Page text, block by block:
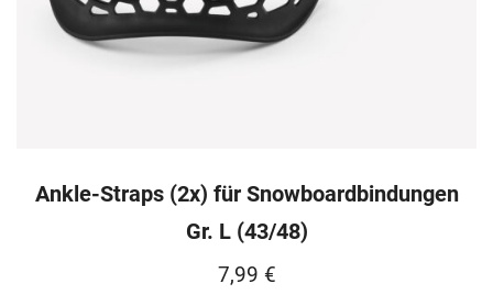
Ankle-Straps (2x) für Snowboardbindungen
Gr. L (43/48)
7,99 €